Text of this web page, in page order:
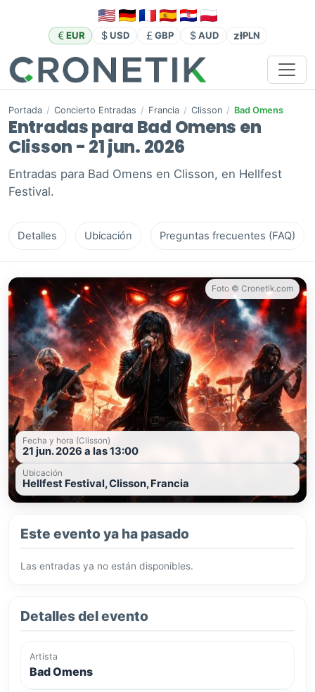
EUR USD GBP AUD złPLN
Portada / Concierto Entradas / Francia / Clisson / Bad Omens
Entradas para Bad Omens en
Clisson - 21 jun. 2026
Entradas para Bad Omens en Clisson, en Hellfest
Festival.
Detalles Ubicación Preguntas frecuentes (FAQ)
Foto © Cronetik.com
Fecha y hora (Clisson)
21 jun. 2026 a las 13:00
Ubicación
Hellfest Festival, Clisson, Francia
Este evento ya ha pasado
Las entradas ya no están disponibles.
Detalles del evento
Artista
Bad Omens